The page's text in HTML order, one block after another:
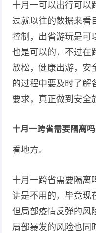
十月一可以出行可以
过就以往的数据来看
控制，出省游玩是可
也是可以的，不过在
放松，健康出游，安
的过程中要及时了解
要求，真正做到安全
十月一跨省需要隔离吗
看地方。
十月一跨省需要隔离
讲是不用的，毕竟现
但局部疫情反弹的风
局部暴发的风险也同